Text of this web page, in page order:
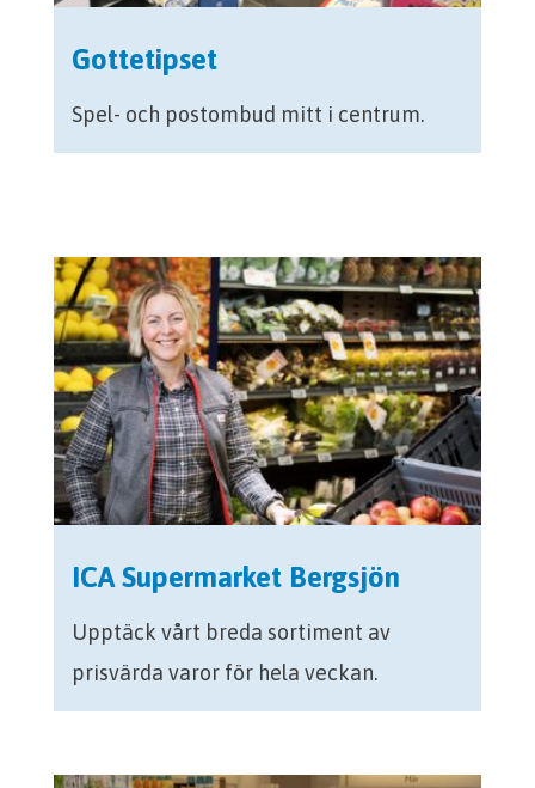
Gottetipset
Spel- och postombud mitt i centrum.
ICA Supermarket Bergsjön
Upptäck vårt breda sortiment av
prisvärda varor för hela veckan.